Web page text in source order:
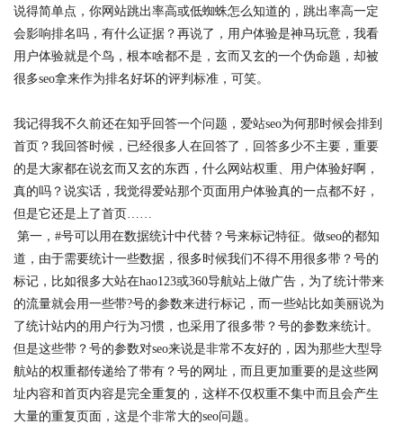
说得简单点，你网站跳出率高或低蜘蛛怎么知道的，跳出率高一定
会影响排名吗，有什么证据？再说了，用户体验是神马玩意，我看
用户体验就是个鸟，根本啥都不是，玄而又玄的一个伪命题，却被
很多seo拿来作为排名好坏的评判标准，可笑。
我记得我不久前还在知乎回答一个问题，爱站seo为何那时候会排到
首页？我回答时候，已经很多人在回答了，回答多少不主要，重要
的是大家都在说玄而又玄的东西，什么网站权重、用户体验好啊，
真的吗？说实话，我觉得爱站那个页面用户体验真的一点都不好，
但是它还是上了首页……
第一，#号可以用在数据统计中代替？号来标记特征。做seo的都知
道，由于需要统计一些数据，很多时候我们不得不用很多带？号的
标记，比如很多大站在hao123或360导航站上做广告，为了统计带来
的流量就会用一些带?号的参数来进行标记，而一些站比如美丽说为
了统计站内的用户行为习惯，也采用了很多带？号的参数来统计。
但是这些带？号的参数对seo来说是非常不友好的，因为那些大型导
航站的权重都传递给了带有？号的网址，而且更加重要的是这些网
址内容和首页内容是完全重复的，这样不仅权重不集中而且会产生
大量的重复页面，这是个非常大的seo问题。